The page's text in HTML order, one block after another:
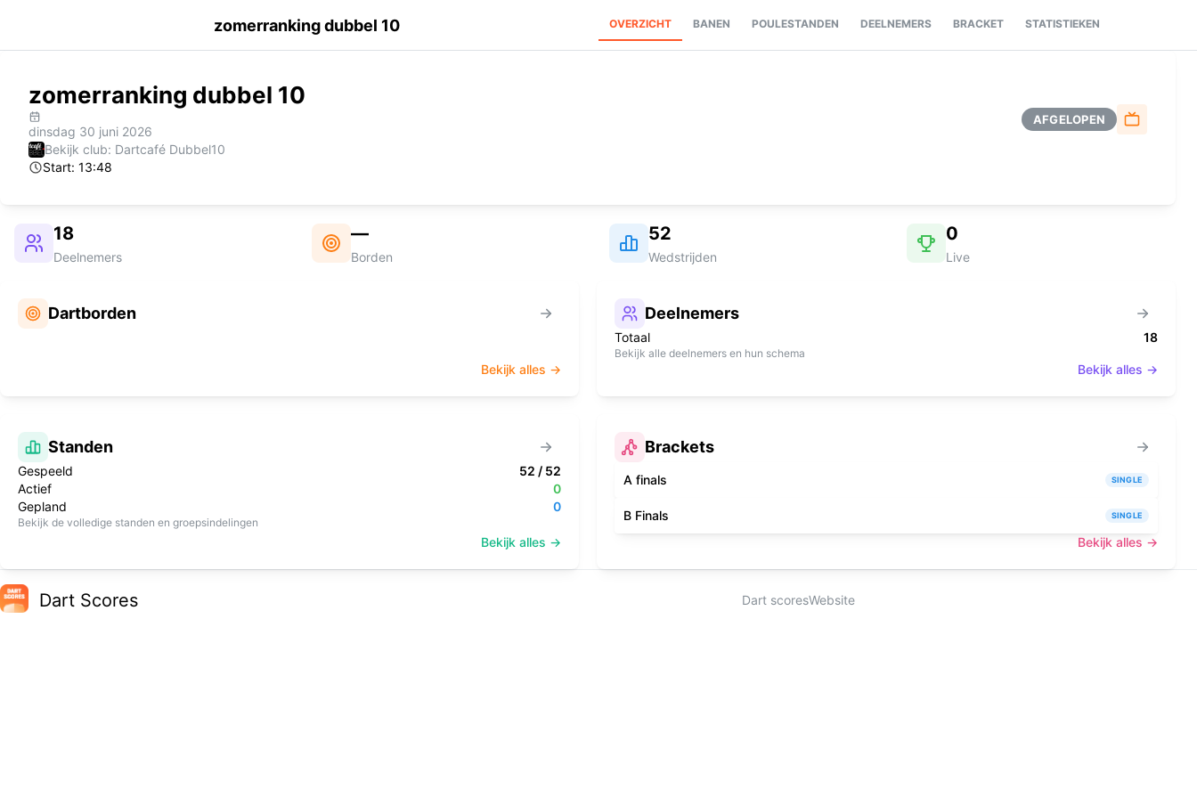
zomerranking dubbel 10 OVERZICHT BANEN POULESTANDEN DEELNEMERS BRACKET STATISTIEKEN
zomerranking dubbel 10
dinsdag 30 juni 2026
Bekijk club: Dartcafé Dubbel10
AFGELOPEN
Start: 13:48
18
Deelnemers
—
Borden
52
Wedstrijden
0
Live
Dartborden
Bekijk alles →
Deelnemers
Totaal 18
Bekijk alle deelnemers en hun schema
Bekijk alles →
Standen
Gespeeld 52 / 52
Actief
0
Gepland
0
Bekijk de volledige standen en groepsindelingen
Bekijk alles →
Brackets
A finals SINGLE
B Finals SINGLE
Bekijk alles →
Dart Scores Dart scoresWebsite